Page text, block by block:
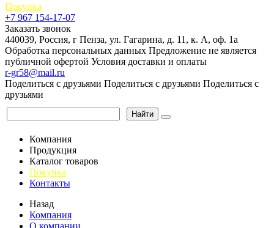
Покупка
+7 967 154-17-07
Заказать звонок
440039, Россия, г Пенза, ул. Гагарина, д. 11, к. А, оф. 1а
Обработка персональных данных Предложение не является
публичной офертой Условия доставки и оплаты
r-gr58@mail.ru
Поделиться с друзьями Поделиться с друзьями Поделиться с
друзьями
Найти
Компания
Продукция
Каталог товаров
Покупка
Контакты
Назад
Компания
О компании